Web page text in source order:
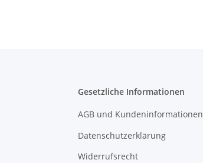
Gesetzliche Informationen
AGB und Kundeninformationen
Datenschutzerklärung
Widerrufsrecht